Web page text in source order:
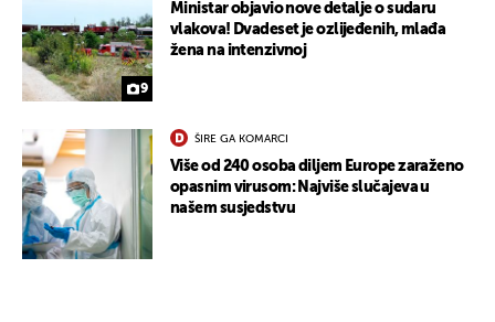
9
Ministar objavio nove detalje o sudaru
vlakova! Dvadeset je ozlijeđenih, mlađa
žena na intenzivnoj
ŠIRE GA KOMARCI
Više od 240 osoba diljem Europe zaraženo
opasnim virusom: Najviše slučajeva u
našem susjedstvu
UKLJUČITE NOTIFIKACIJE